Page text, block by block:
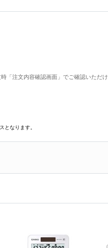
「注文内容確認画面」でご確認いただけ
となります。